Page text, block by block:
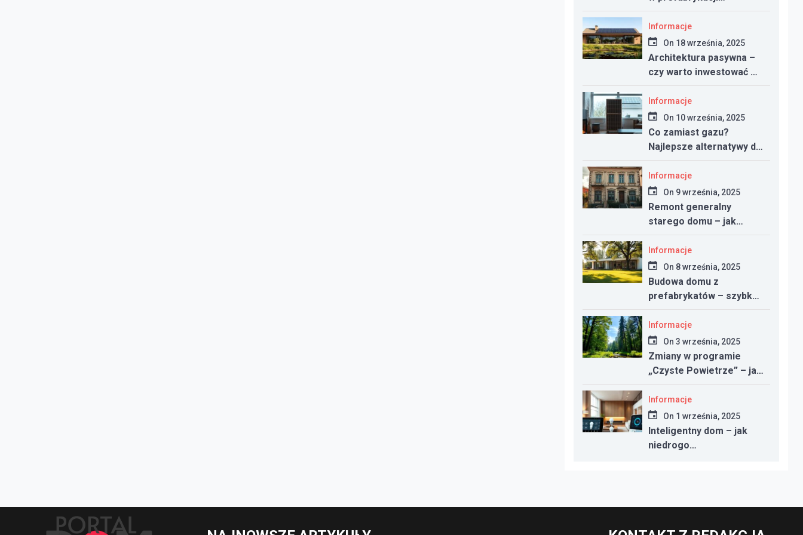
betonowej
Informacje
On 18 września, 2025
Architektura pasywna –
czy warto inwestować w
dom energooszczędny?
Informacje
On 10 września, 2025
Co zamiast gazu?
Najlepsze alternatywy dla
ogrzewania w nowym
domu
Informacje
On 9 września, 2025
Remont generalny
starego domu – jak
zacząć, ile kosztuje i na
co uważać
Informacje
On 8 września, 2025
Budowa domu z
prefabrykatów – szybko,
nowocześnie i taniej?
Informacje
On 3 września, 2025
Zmiany w programie
„Czyste Powietrze” – jak
uzyskać dotację w 2025
roku
Informacje
On 1 września, 2025
Inteligentny dom – jak
niedrogo